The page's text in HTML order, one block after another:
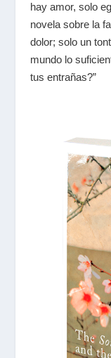
hay amor, solo
novela sobre la
dolor; solo un
mundo lo
tus entrañas?”